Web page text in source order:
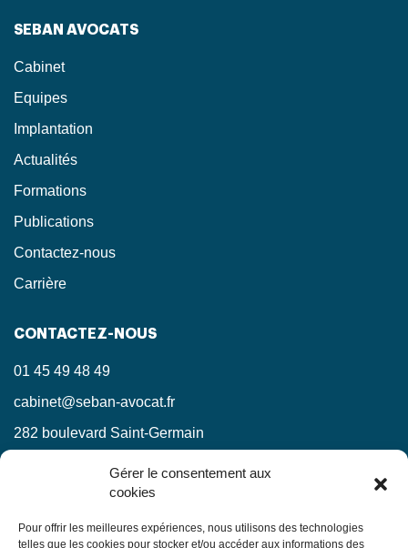
Gérer le consentement aux
cookies
Pour offrir les meilleures expériences, nous utilisons des technologies
telles que les cookies pour stocker et/ou accéder aux informations des
SEBAN AVOCATS
Cabinet
Equipes
Implantation
Actualités
Formations
Publications
Contactez-nous
Carrière
CONTACTEZ-NOUS
01 45 49 48 49
cabinet@seban-avocat.fr
282 boulevard Saint-Germain
RESTEZ INFORMÉS !